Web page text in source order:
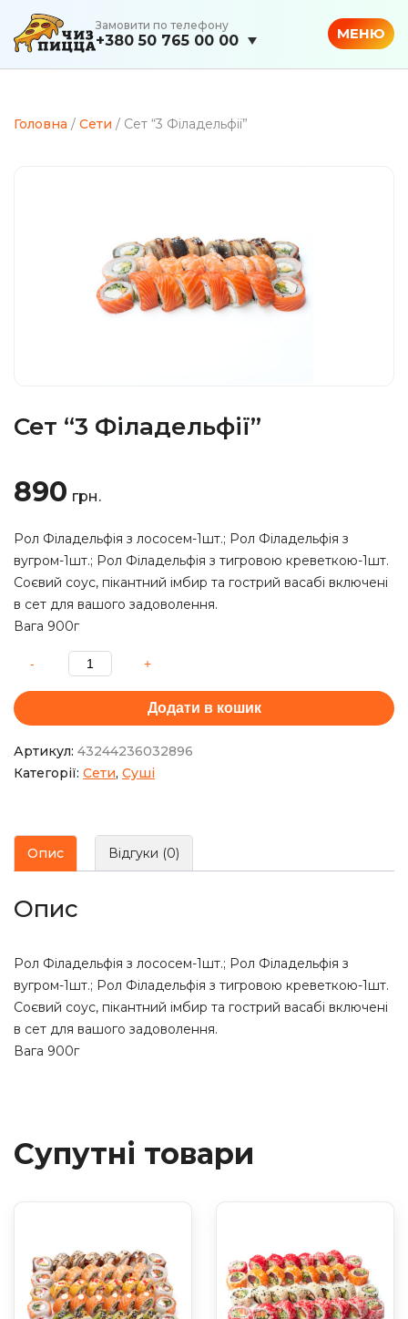
Замовити по телефону
+380 50 765 00 00 МЕНЮ
Головна / Сети / Сет “3 Філадельфії”
Сет “3 Філадельфії”
890 грн.
Рол Філадельфія з лососем-1шт.; Рол Філадельфія з
вугром-1шт.; Рол Філадельфія з тигровою креветкою-1шт.
Соєвий соус, пікантний імбир та гострий васабі включені
в сет для вашого задоволення.
Вага 900г
Додати в кошик
Артикул: 43244236032896
Категорії: Сети, Суші
Опис Відгуки (0)
Опис
Рол Філадельфія з лососем-1шт.; Рол Філадельфія з
вугром-1шт.; Рол Філадельфія з тигровою креветкою-1шт.
Соєвий соус, пікантний імбир та гострий васабі включені
в сет для вашого задоволення.
Вага 900г
Супутні товари